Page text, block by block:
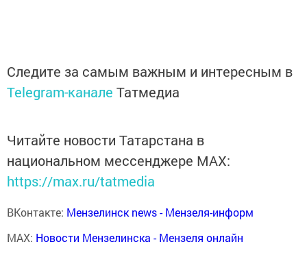
Следите за самым важным и интересным в
Telegram-канале Татмедиа
Читайте новости Татарстана в
национальном мессенджере MАХ:
https://max.ru/tatmedia
ВКонтакте: Мензелинск news - Мензеля-информ
MAX: Новости Мензелинска - Мензеля онлайн